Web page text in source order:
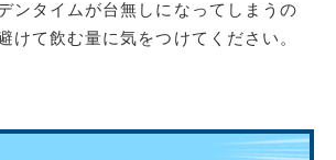
ンタイムが台無しになってしまうの
けて飲む量に気をつけてください。